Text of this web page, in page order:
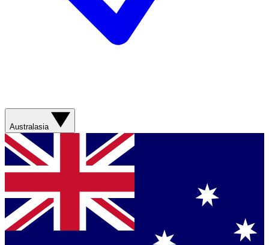
Australasia